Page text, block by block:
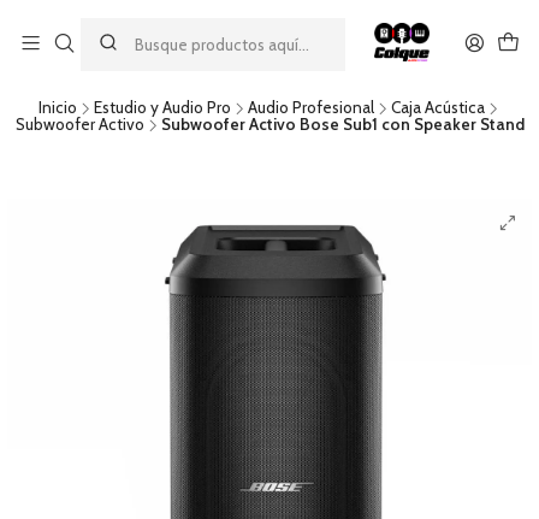
descuento por pago con transferencia bancaria
por una compra mínima de $49.990. Este descuento no es
acumulable a otras promociones ni aplicable a gastos de envío.
Inicio Estudio y Audio Pro Audio Profesional
Caja Acústica
Subwoofer Activo
Subwoofer Activo Bose Sub1 con Speaker Stand